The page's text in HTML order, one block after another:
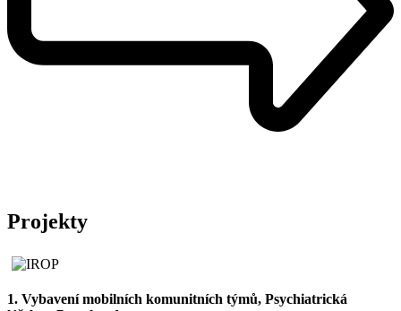
Projekty
1. Vybavení mobilních komunitních týmů, Psychiatrická